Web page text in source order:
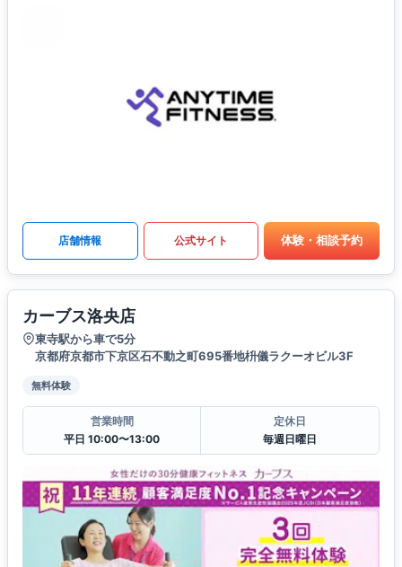
店舗情報 公式サイト 体験・相談予約
カーブス洛央店
東寺駅から車で5分
京都府京都市下京区石不動之町695番地枡儀ラクーオビル3F
無料体験
営業時間
平日 10:00〜13:00
定休日
毎週日曜日